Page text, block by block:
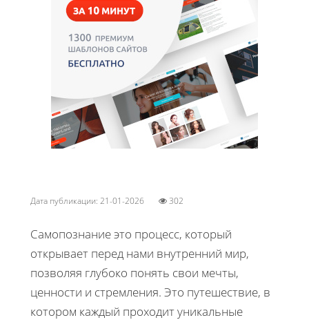
Дата публикации: 21-01-2026 302
Самопознание это процесс, который
открывает перед нами внутренний мир,
позволяя глубоко понять свои мечты,
ценности и стремления. Это путешествие, в
котором каждый проходит уникальные